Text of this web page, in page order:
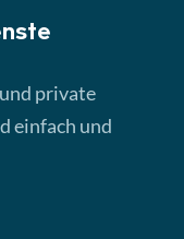
private
einfach und